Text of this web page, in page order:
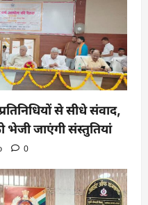
से सीधे संवाद,
जाएंगी संस्तुतियां
0